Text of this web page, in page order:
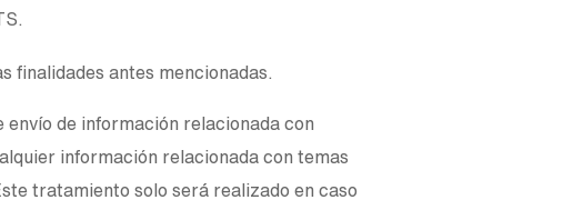
finalidades antes mencionadas.
de información relacionada con
información relacionada con temas
tratamiento solo será realizado en caso